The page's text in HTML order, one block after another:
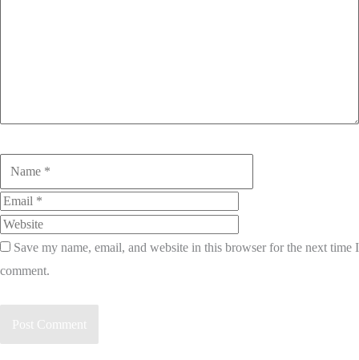
Name
Save my name, email, and website in this browser for the next time I
comment.